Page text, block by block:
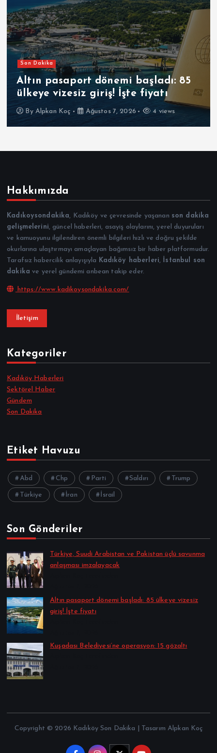
Son Dakika
Altın pasaport dönemi başladı: 85
ülkeye vizesiz giriş! İşte fiyatı
By Alpkan Koç Ağustos 7, 2026 4 views
Hakkımızda
Kadıkoysondakika, Kadıköy ve çevresinde yaşanan son dakika
gelişmelerini, güncel haberleri, asayiş olaylarını, yerel duyuruları
ve kamuoyunu ilgilendiren önemli bilgileri hızlı ve doğru şekilde
okurlarına ulaştırmayı amaçlayan bağımsız bir haber platformudur.
Tarafsız habercilik anlayışıyla Kadıköy haberleri, İstanbul son
dakika ve yerel gündemi anbean takip eder.
https://www.kadikoysondakika.com/
İletişim
Kategoriler
Kadıköy Haberleri
Sektörel Haber
Gündem
Son Dakika
Etiket Havuzu
Abd Chp Parti Saldırı Trump
Türkiye İran İsrail
Son Gönderiler
Türkiye, Suudi Arabistan ve Pakistan üçlü savunma
anlaşması imzalayacak
Altın pasaport dönemi başladı: 85 ülkeye vizesiz
giriş! İşte fiyatı
Kuşadası Belediyesi’ne operasyon: 15 gözaltı
Copyright © 2026 Kadıköy Son Dakika | Tasarım Alpkan Koç